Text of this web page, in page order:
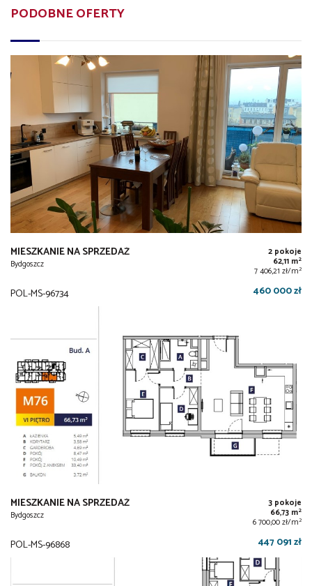
PODOBNE OFERTY
MIESZKANIE NA SPRZEDAŻ
Bydgoszcz
2 pokoje
62,11 m2
7 406,21 zł/m2
POL-MS-96734 460 000 zł
MIESZKANIE NA SPRZEDAŻ
Bydgoszcz
3 pokoje
66,73 m2
6 700,00 zł/m2
POL-MS-96868 447 091 zł